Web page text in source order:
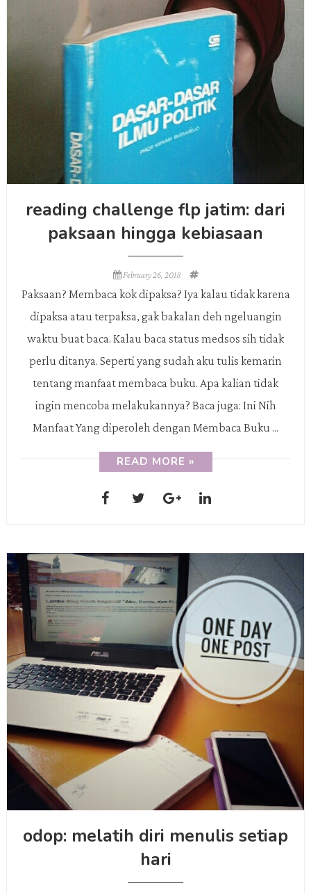
reading challenge flp jatim: dari
paksaan hingga kebiasaan
February 26, 2018
Paksaan? Membaca kok dipaksa? Iya kalau tidak karena
dipaksa atau terpaksa, gak bakalan deh ngeluangin
waktu buat baca. Kalau baca status medsos sih tidak
perlu ditanya. Seperti yang sudah aku tulis kemarin
tentang manfaat membaca buku. Apa kalian tidak
ingin mencoba melakukannya? Baca juga: Ini Nih
Manfaat Yang diperoleh dengan Membaca Buku ...
READ MORE »
odop: melatih diri menulis setiap
hari